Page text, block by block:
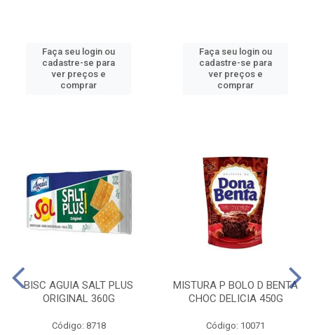
Faça seu login ou
cadastre-se para
ver preços e
comprar
Faça seu login ou
cadastre-se para
ver preços e
comprar
BISC AGUIA SALT PLUS
ORIGINAL 360G
Código: 8718
MISTURA P BOLO D BENTA
CHOC DELICIA 450G
Código: 10071